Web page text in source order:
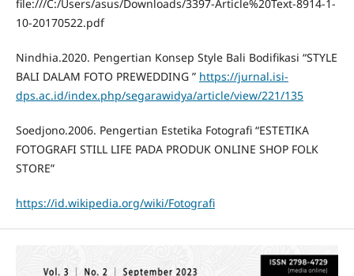
file:///C:/Users/asus/Downloads/3397-Article%20Text-8914-1-
10-20170522.pdf
Nindhia.2020. Pengertian Konsep Style Bali Bodifikasi “STYLE
BALI DALAM FOTO PREWEDDING ” https://jurnal.isi-
dps.ac.id/index.php/segarawidya/article/view/221/135
Soedjono.2006. Pengertian Estetika Fotografi “ESTETIKA
FOTOGRAFI STILL LIFE PADA PRODUK ONLINE SHOP FOLK
STORE”
https://id.wikipedia.org/wiki/Fotografi